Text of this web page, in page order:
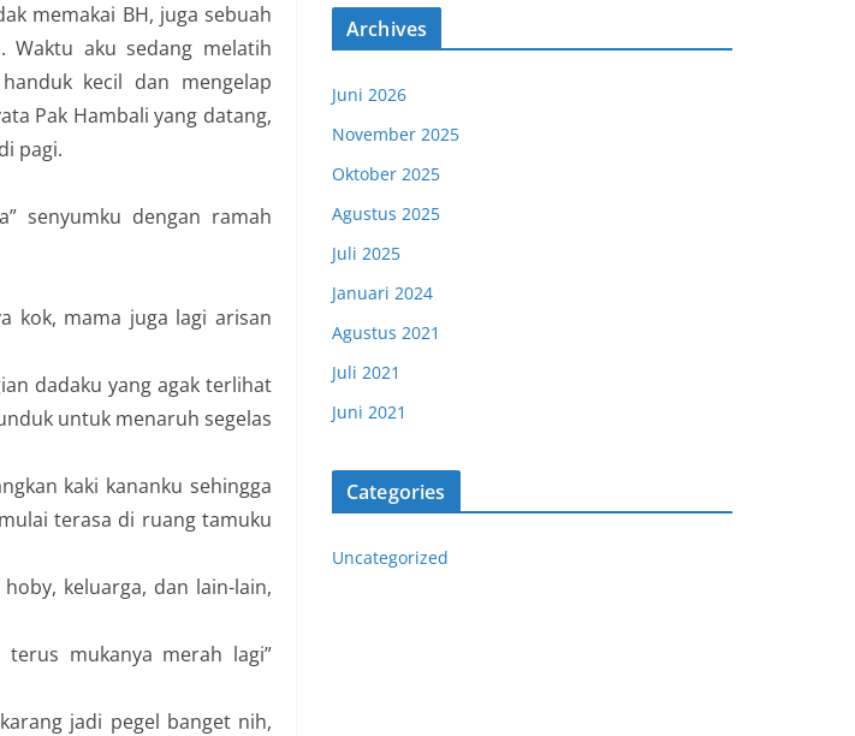
memakai BH, juga sebuah
Waktu aku sedang melatih
kecil dan mengelap
Pak Hambali yang datang,
pagi.
senyumku dengan ramah
kok, mama juga lagi arisan
dadaku yang agak terlihat
untuk menaruh segelas
kaki kananku sehingga
terasa di ruang tamuku
keluarga, dan lain-lain,
mukanya merah lagi”
jadi pegel banget nih,
Archives
Juni 2026
November 2025
Oktober 2025
Agustus 2025
Juli 2025
Januari 2024
Agustus 2021
Juli 2021
Juni 2021
Categories
Uncategorized